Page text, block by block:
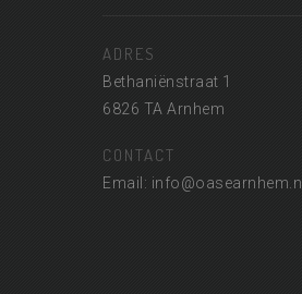
ADRES
Bethaniënstraat 1
6826 TA Arnhem
CONTACT
Email: info@oasearnhem.nl